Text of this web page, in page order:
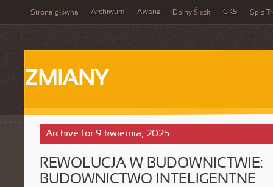
Strona główna Archiwum Awans Dolny Śląsk GKS Spis
ZMIANY
Archive for 9 kwietnia, 2025
REWOLUCJA W BUDOWNICTWIE:
BUDOWNICTWO INTELIGENTNE